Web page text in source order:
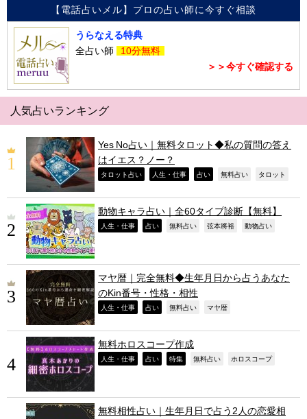
【電話占いメル】プロの占い師に今すぐ相談
うらなえる特典
全占い師
10分無料
＞＞今すぐ確認する
人気占いランキング
Yes No占い｜無料タロット◆私の質問の答え
はイエス？ノー？
タロット占い 人生・仕事 占い 無料占い タロット
動物キャラ占い｜全60タイプ診断【無料】
人生・仕事 占い 無料占い 弦本將裕 動物占い
マヤ暦｜完全無料◆生年月日から占うあなた
のKin番号・性格・相性
人生・仕事 占い 無料占い マヤ暦
無料ホロスコープ作成
人生・仕事 占い 特集 無料占い ホロスコープ
無料相性占い｜生年月日で占う2人の恋愛相